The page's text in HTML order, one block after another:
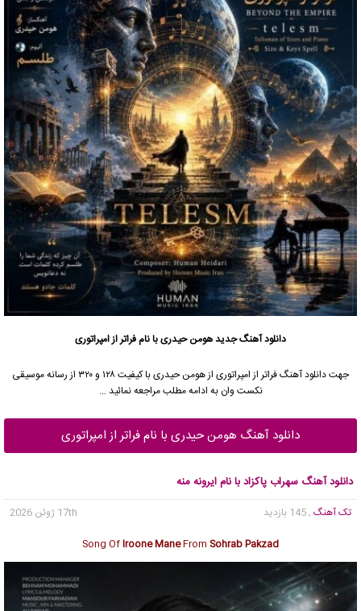
دانلود آهنگ جدیدهومن حیدری با نام فراتر از امپراتوری
جهت دانلود آهنگ فراتر از امپراتوری از هومن حیدری با کیفیت ۱۲۸ و ۳۲۰ از رسانه موسیقی
نکست وان به ادامه مطلب مراجعه نمائید …
دانلود آهنگ هومن حیدری با نام فراتر از امپراتوری
دانلود آهنگ سهراب پاکزاد با نام ایرونه منه
تک آهنگ , 145 بازدید
17th ژوئن 2026
Song OfIroone ManeFrom Sohrab Pakzad